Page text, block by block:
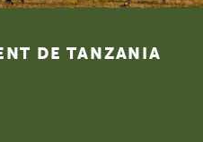
DE TANZANIA